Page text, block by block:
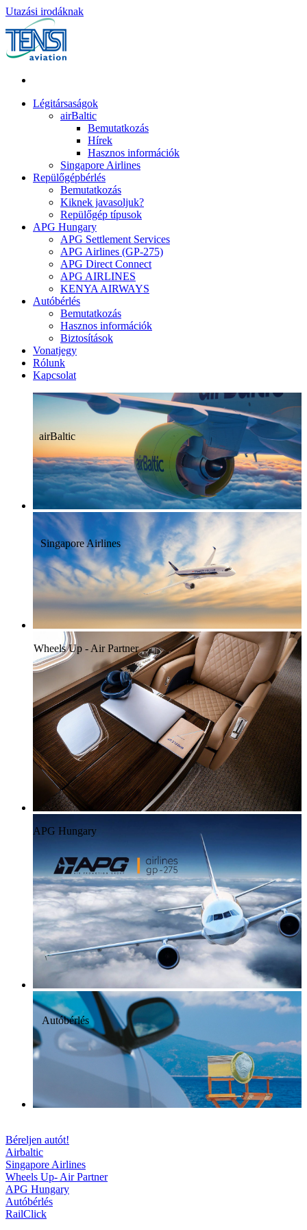
Utazási irodáknak
Légitársaságok
airBaltic
Bemutatkozás
Hírek
Hasznos információk
Singapore Airlines
Repülőgépbérlés
Bemutatkozás
Kiknek javasoljuk?
Repülőgép típusok
APG Hungary
APG Settlement Services
APG Airlines (GP-275)
APG Direct Connect
APG AIRLINES
KENYA AIRWAYS
Autóbérlés
Bemutatkozás
Hasznos információk
Biztosítások
Vonatjegy
Rólunk
Kapcsolat
airBaltic
Singapore Airlines
Wheels Up - Air Partner
APG Hungary
Autóbérlés
Béreljen autót!
Airbaltic
Singapore Airlines
Wheels Up- Air Partner
APG Hungary
Autóbérlés
RailClick